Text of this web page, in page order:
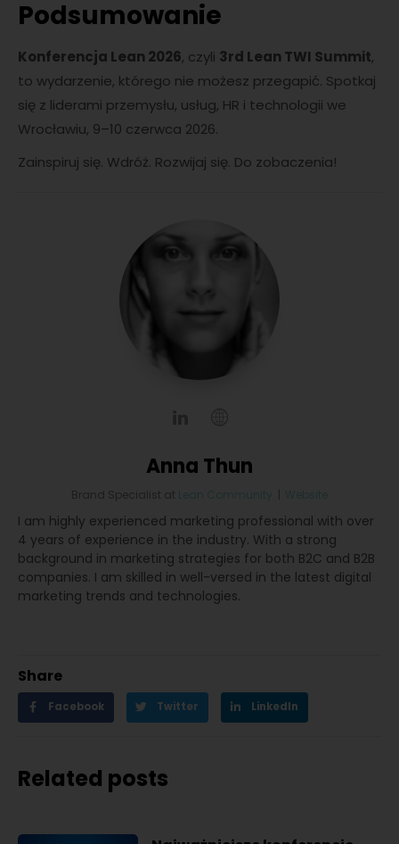
Podsumowanie
Konferencja Lean 2026, czyli 3rd Lean TWI Summit,
to wydarzenie, którego nie możesz przegapić. Spotkaj
się z liderami przemysłu, usług, HR i technologii we
Wrocławiu, 9–10 czerwca 2026.
Zainspiruj się. Wdróż. Rozwijaj się. Do zobaczenia!
Anna Thun
Brand Specialist at Lean Community Website
I am highly experienced marketing professional with over
4 years of experience in the industry. With a strong
background in marketing strategies for both B2C and B2B
companies. I am skilled in well-versed in the latest digital
marketing trends and technologies.
Share
Facebook Twitter LinkedIn
Related posts